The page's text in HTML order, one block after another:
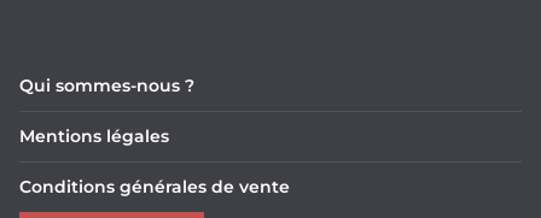
Qui sommes-nous ?
Mentions légales
Conditions générales de vente